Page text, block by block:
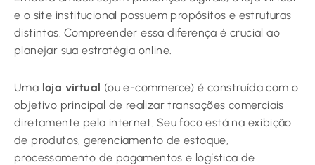
e o site institucional possuem propósitos e estruturas
distintas. Compreender essa diferença é crucial ao
planejar sua estratégia online.
Uma loja virtual (ou e-commerce) é construída com o
objetivo principal de realizar transações comerciais
diretamente pela internet. Seu foco está na exibição
de produtos, gerenciamento de estoque,
processamento de pagamentos e logística de